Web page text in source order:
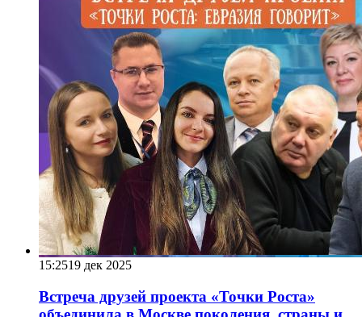
15:2519 дек 2025
Встреча друзей проекта «Точки Роста»